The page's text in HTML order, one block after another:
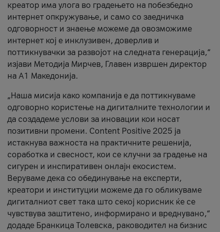
креатор има улога во градењето на побезбедно
интернет опкружување, и само со заедничка
одговорност и знаење можеме да овозможиме
интернет кој е инклузивен, доверлив и
поттикнувачки за развојот на следната генерација,“
изјави Методија Мирчев, Главен извршен директор
на А1 Македонија.
„Наша мисија како компанија е да поттикнуваме
одговорно користење на дигиталните технологии и
да создадеме услови за иновации кои носат
позитивни промени. Content Positive 2025 ја
истакнува важноста на практичните решенија,
соработка и свесност, кои се клучни за градење на
сигурен и инспиративен онлајн екосистем.
Веруваме дека со обединување на експерти,
креатори и институции можеме да го обликуваме
дигиталниот свет така што секој корисник ќе се
чувствува заштитено, информирано и вреднувано,“
додаде Бранкица Толевска, раководител на бизнис